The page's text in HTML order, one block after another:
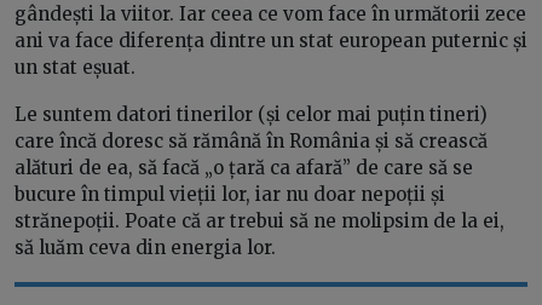
gândești la viitor. Iar ceea ce vom face în următorii zece
ani va face diferența dintre un stat european puternic și
un stat eșuat.
Le suntem datori tinerilor (și celor mai puțin tineri)
care încă doresc să rămână în România și să crească
alături de ea, să facă „o țară ca afară” de care să se
bucure în timpul vieții lor, iar nu doar nepoții și
strănepoții. Poate că ar trebui să ne molipsim de la ei,
să luăm ceva din energia lor.